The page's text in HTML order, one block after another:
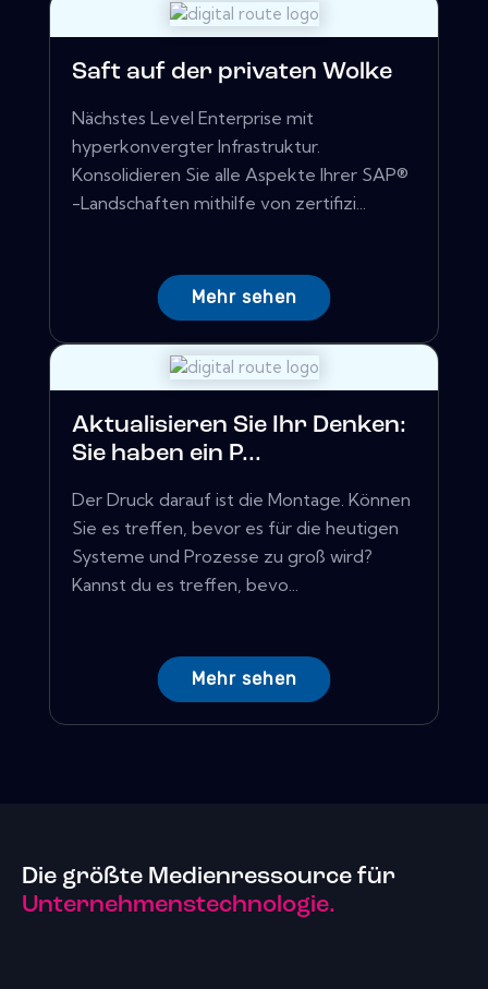
Saft auf der privaten Wolke
Nächstes Level Enterprise mit
hyperkonvergter Infrastruktur.
Konsolidieren Sie alle Aspekte Ihrer SAP®
-Landschaften mithilfe von zertifizi...
Mehr sehen
Aktualisieren Sie Ihr Denken:
Sie haben ein P...
Der Druck darauf ist die Montage. Können
Sie es treffen, bevor es für die heutigen
Systeme und Prozesse zu groß wird?
Kannst du es treffen, bevo...
Mehr sehen
Die größte Medienressource für
Unternehmenstechnologie.